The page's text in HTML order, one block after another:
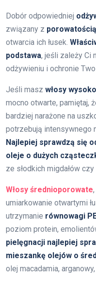
Dobór odpowiedniej
związany z
otwarcia ich łusek.
podstawa, jeśli zależy Ci
odżywieniu i ochronie
Jeśli masz włosy
mocno otwarte, pamiętaj,
bardziej narażone na
potrzebują intensywnego
Najlepiej sprawdzą się
oleje o dużych
ze słodkich migdałów
Włosy średnioporowate
umiarkowanie otwartymi
utrzymanie równowagi
poziom protein,
pielęgnacji najlepiej
mieszankę olejów o
olej macadamia,